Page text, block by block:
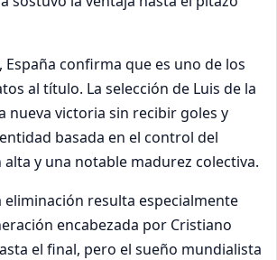
confirma que es uno de los
al título. La selección de Luis de la
nueva victoria sin recibir goles y
basada en el control del
y una notable madurez colectiva.
eliminación resulta especialmente
encabezada por Cristiano
el final, pero el sueño mundialista